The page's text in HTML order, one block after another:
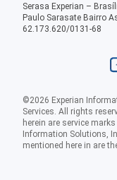
Serasa Experian –
Paulo Sarasate Bairro
62.173.620/0131-68
©2026 Experian
Services. All rights
herein are service
Information Solutions,
mentioned here in are